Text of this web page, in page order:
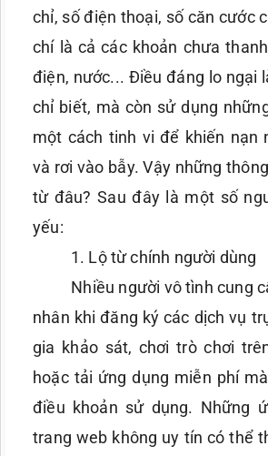
chỉ, số điện thoại, số căn cước
chí là cả các khoản chưa
điện, nước... Điều đáng lo ngại
chỉ biết, mà còn sử dụng
một cách tinh vi để khiến nạn
và rơi vào bẫy. Vậy những
từ đâu? Sau đây là một số
yếu:
1. Lộ từ chính người dùng
Nhiều người vô tình cung
nhân khi đăng ký các dịch vụ
gia khảo sát, chơi trò chơi
hoặc tải ứng dụng miễn phí
điều khoản sử dụng. Những
trang web không uy tín có thể